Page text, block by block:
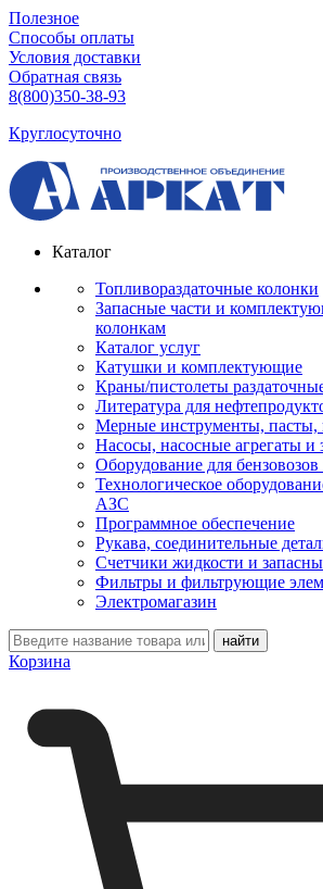
Полезное
Способы оплаты
Условия доставки
Обратная связь
8(800)350-38-93
Круглосуточно
Каталог
Топливораздаточные колонки
Запасные части и
колонкам
Каталог услуг
Катушки и комплектующие
Краны/пистолеты
Литература для
Мерные инструменты, пасты,
Насосы, насосные агрегаты и
Оборудование для
Технологическое
АЗС
Программное обеспечение
Рукава, соединительные
Счетчики жидкости и
Фильтры и фильтрующие
Электромагазин
Корзина